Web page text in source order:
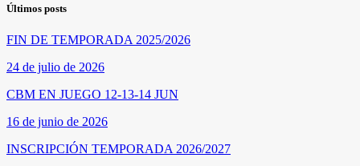
Últimos posts
FIN DE TEMPORADA 2025/2026
24 de julio de 2026
CBM EN JUEGO 12-13-14 JUN
16 de junio de 2026
INSCRIPCIÓN TEMPORADA 2026/2027